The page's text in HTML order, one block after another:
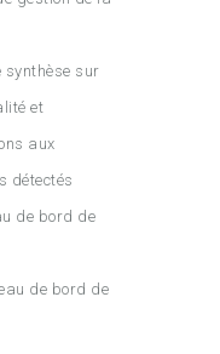
synthèse sur
et
aux
détectés
de bord de
de bord de